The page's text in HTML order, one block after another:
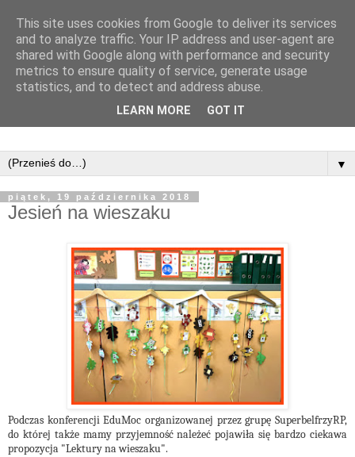
▼
piątek, 19 października 2018
Jesień na wieszaku
Podczas konferencji EduMoc organizowanej przez grupę SuperbelfrzyRP,
do której także mamy przyjemność należeć pojawiła się bardzo ciekawa
propozycja "Lektury na wieszaku".
This site uses cookies from Google to deliver its services
and to analyze traffic. Your IP address and user-agent are
shared with Google along with performance and security
metrics to ensure quality of service, generate usage
statistics, and to detect and address abuse.
LEARN MORE GOT IT